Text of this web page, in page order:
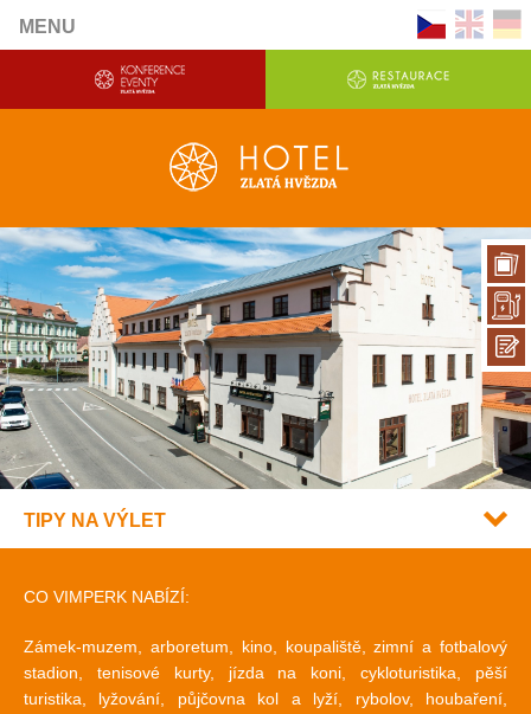
MENU
TIPY NA VÝLET
CO VIMPERK NABÍZÍ:
Zámek-muzem, arboretum, kino, koupaliště, zimní a fotbalový
stadion, tenisové kurty, jízda na koni, cykloturistika, pěší
turistika, lyžování, půjčovna kol a lyží, rybolov, houbaření,